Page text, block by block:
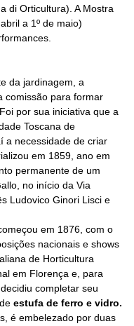
di Orticultura). A Mostra
a 1º de maio)
da jardinagem, a
comissão para formar
por sua iniciativa que a
Toscana de
a necessidade de criar
em 1859, ano em
permanente de um
no início da Via
Ludovico Ginori Lisci e
em 1876, com o
nacionais e shows
de Horticultura
em Florença e, para
completar seu
estufa de ferro e vidro.
é embelezado por duas